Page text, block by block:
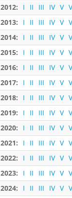
2012:
I II III IV V
2013:
I II III IV V
2014:
I II III IV V
2015:
I II III IV V
2016:
I II III IV V
2017:
I II III IV V
2018:
I II III IV V
2019:
I II III IV V
2020:
I II III IV V
2021:
I II III IV V
2022:
I II III IV V
2023:
I II III IV V
2024:
I II III IV V